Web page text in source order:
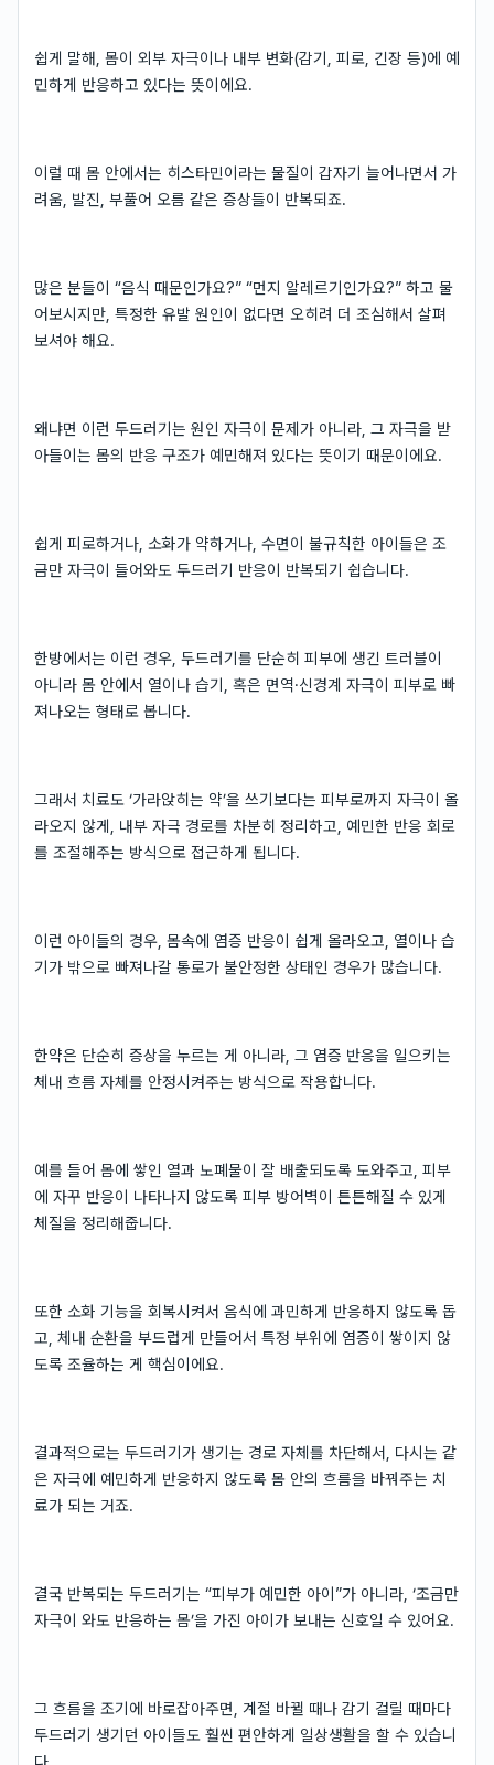
쉽게 말해, 몸이 외부 자극이나 내부 변화(감기, 피로, 긴장 등)에 예
민하게 반응하고 있다는 뜻이에요.
이럴 때 몸 안에서는 히스타민이라는 물질이 갑자기 늘어나면서 가
려움, 발진, 부풀어 오름 같은 증상들이 반복되죠.
많은 분들이 “음식 때문인가요?” “먼지 알레르기인가요?” 하고 물
어보시지만, 특정한 유발 원인이 없다면 오히려 더 조심해서 살펴
보셔야 해요.
왜냐면 이런 두드러기는 원인 자극이 문제가 아니라, 그 자극을 받
아들이는 몸의 반응 구조가 예민해져 있다는 뜻이기 때문이에요.
쉽게 피로하거나, 소화가 약하거나, 수면이 불규칙한 아이들은 조
금만 자극이 들어와도 두드러기 반응이 반복되기 쉽습니다.
한방에서는 이런 경우, 두드러기를 단순히 피부에 생긴 트러블이
아니라 몸 안에서 열이나 습기, 혹은 면역·신경계 자극이 피부로 빠
져나오는 형태로 봅니다.
그래서 치료도 ‘가라앉히는 약’을 쓰기보다는 피부로까지 자극이 올
라오지 않게, 내부 자극 경로를 차분히 정리하고, 예민한 반응 회로
를 조절해주는 방식으로 접근하게 됩니다.
이런 아이들의 경우, 몸속에 염증 반응이 쉽게 올라오고, 열이나 습
기가 밖으로 빠져나갈 통로가 불안정한 상태인 경우가 많습니다.
한약은 단순히 증상을 누르는 게 아니라, 그 염증 반응을 일으키는
체내 흐름 자체를 안정시켜주는 방식으로 작용합니다.
예를 들어 몸에 쌓인 열과 노폐물이 잘 배출되도록 도와주고, 피부
에 자꾸 반응이 나타나지 않도록 피부 방어벽이 튼튼해질 수 있게
체질을 정리해줍니다.
또한 소화 기능을 회복시켜서 음식에 과민하게 반응하지 않도록 돕
고, 체내 순환을 부드럽게 만들어서 특정 부위에 염증이 쌓이지 않
도록 조율하는 게 핵심이에요.
결과적으로는 두드러기가 생기는 경로 자체를 차단해서, 다시는 같
은 자극에 예민하게 반응하지 않도록 몸 안의 흐름을 바꿔주는 치
료가 되는 거죠.
결국 반복되는 두드러기는 “피부가 예민한 아이”가 아니라, ‘조금만
자극이 와도 반응하는 몸’을 가진 아이가 보내는 신호일 수 있어요.
그 흐름을 조기에 바로잡아주면, 계절 바뀔 때나 감기 걸릴 때마다
두드러기 생기던 아이들도 훨씬 편안하게 일상생활을 할 수 있습니
다.